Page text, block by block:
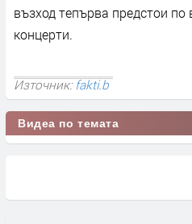
възход тепърва предстои
концерти.
Източник:fakti.b
Видеа по темата